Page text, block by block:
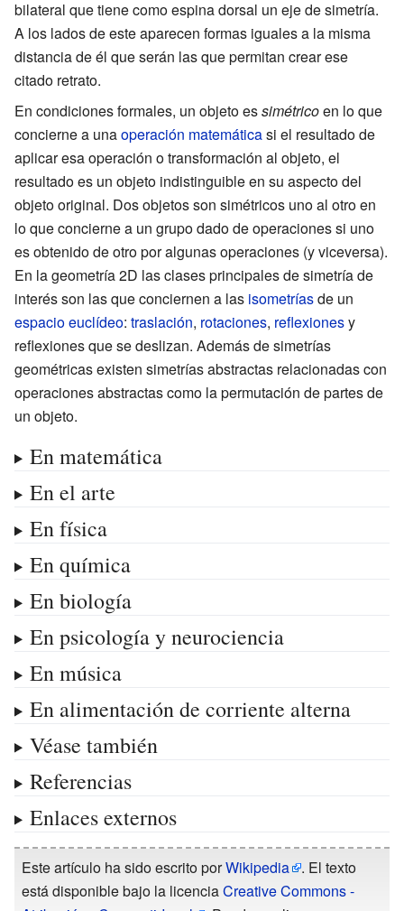
bilateral que tiene como espina dorsal un eje de simetría.
A los lados de este aparecen formas iguales a la misma
distancia de él que serán las que permitan crear ese
citado retrato.
En condiciones formales, un objeto essimétricoen lo que
concierne a unaoperación matemáticasi el resultado de
aplicar esa operación o transformación al objeto, el
resultado es un objeto indistinguible en su aspecto del
objeto original. Dos objetos son simétricos uno al otro en
lo que concierne a un grupo dado de operaciones si uno
es obtenido de otro por algunas operaciones (y viceversa).
En la geometría 2D las clases principales de simetría de
interés son las que conciernen a las isometríasde un
espacio euclídeo: traslación, rotaciones, reflexionesy
reflexiones que se deslizan. Además de simetrías
geométricas existen simetrías abstractas relacionadas con
operaciones abstractas como la permutación de partes de
un objeto.
En matemática
En el arte
En física
En química
En biología
En psicología y neurociencia
En música
En alimentación de corriente alterna
Véase también
Referencias
Enlaces externos
Este artículo ha sido escrito porWikipedia
. El texto
está disponible bajo la licenciaCreative Commons -